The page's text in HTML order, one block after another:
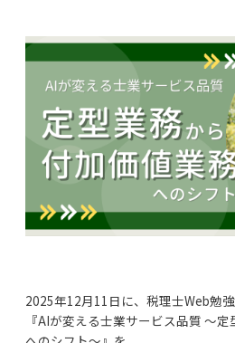
2025年12月11日に、税理士Web勉
『AIが変える士業サービス品質 ～